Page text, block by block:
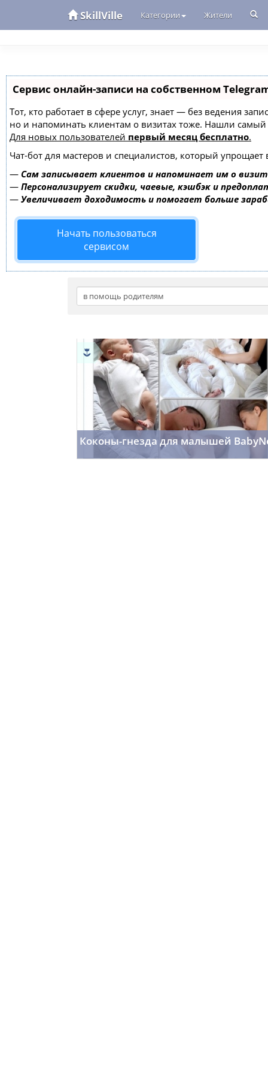
SkillVille Категории Жители
Сервис онлайн-записи на собственном
Тот, кто работает в сфере услуг, знает — без ведения
но и напоминать клиентам о визитах тоже. Нашли
Для новых пользователей первый месяц бесплатно.
Чат-бот для мастеров и специалистов, который упрощает
— Сам записывает клиентов и напоминает им о
— Персонализирует скидки, чаевые, кэшбэк и
— Увеличивает доходимость и помогает больше
Начать пользоваться
сервисом
Коконы-гнезда для малышей